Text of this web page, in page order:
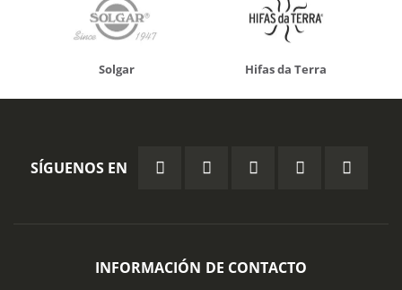
Solgar Hifas da Terra
SÍGUENOS EN
INFORMACIÓN DE CONTACTO